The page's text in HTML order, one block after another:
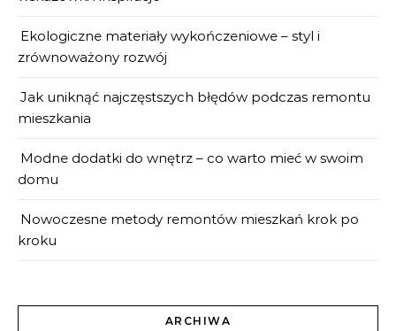
Ekologiczne materiały wykończeniowe – styl i
zrównoważony rozwój
Jak uniknąć najczęstszych błędów podczas remontu
mieszkania
Modne dodatki do wnętrz – co warto mieć w swoim
domu
Nowoczesne metody remontów mieszkań krok po
kroku
ARCHIWA